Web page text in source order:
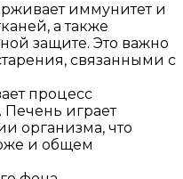
иммунитет и
а также
защите. Это важно
связанными с
процесс
Печень играет
организма, что
и общем